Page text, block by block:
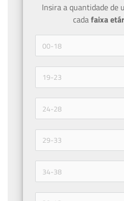
Insira a quantidade de
cada faixa